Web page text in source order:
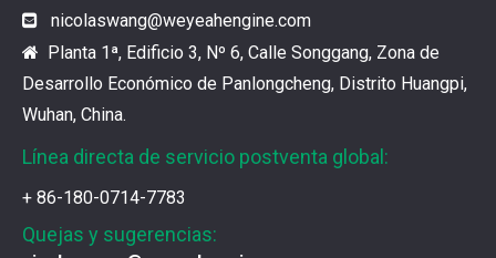
 nicolaswang@weyeahengine.com
 Planta 1ª, Edificio 3, Nº 6, Calle Songgang, Zona de
Desarrollo Económico de Panlongcheng, Distrito Huangpi,
Wuhan, China.
Línea directa de servicio postventa global:
+ 86-180-0714-7783
Quejas y sugerencias: